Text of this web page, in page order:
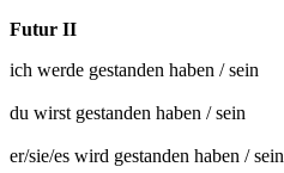
Futur II
ich werde gestanden haben / sein
du wirst gestanden haben / sein
er/sie/es wird gestanden haben / sein